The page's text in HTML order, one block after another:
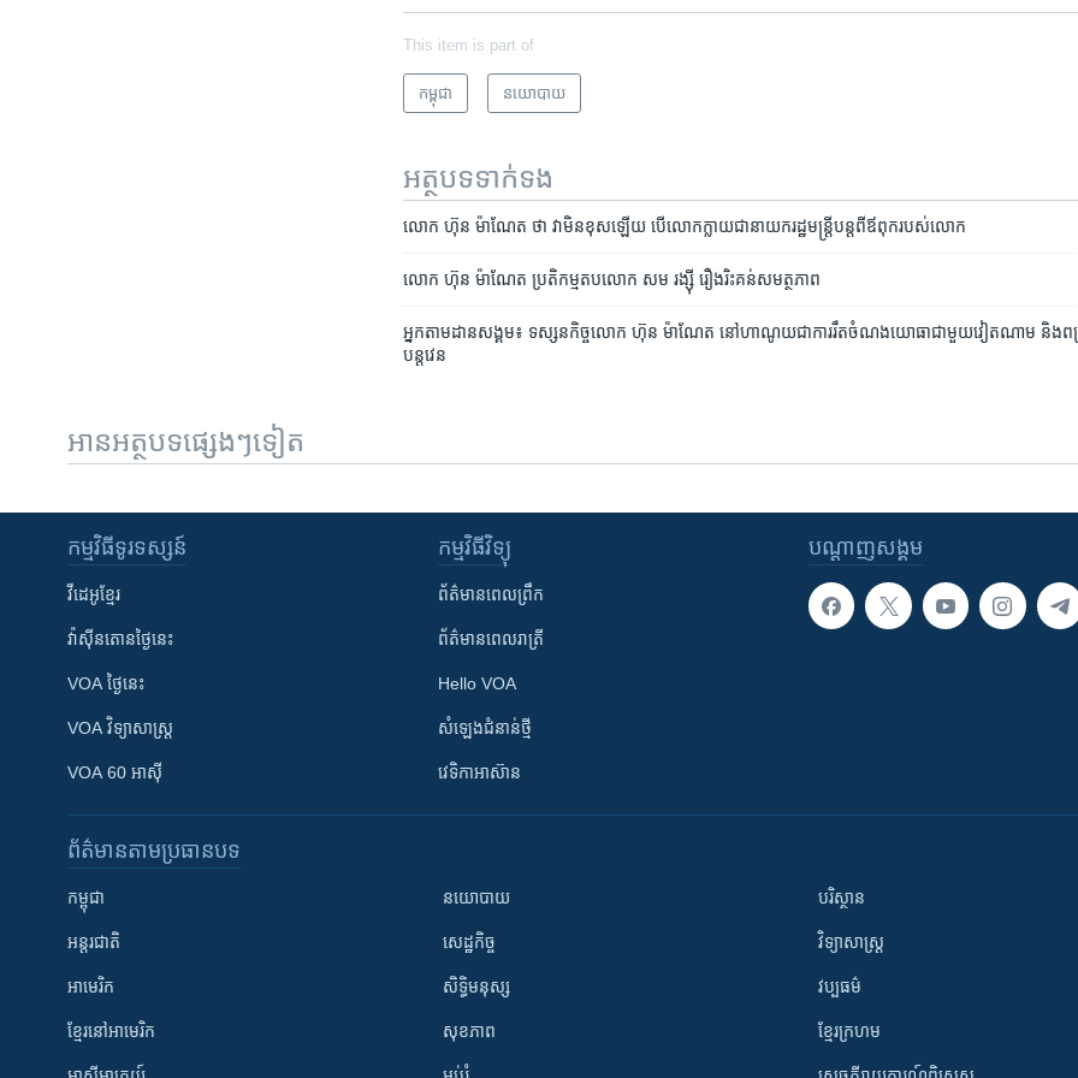
This item is part of
កម្ពុជា នយោបាយ
អត្ថបទ​ទាក់ទង
លោក ​ហ៊ុន ម៉ាណែត ​ថា​​ វា​មិន​ខុស​ឡើយ​ បើ​​លោក​ក្លាយ​ជា​នាយក​រដ្ឋ​មន្ត្រី​បន្ត​ពី​ឪពុក​របស់​លោក
លោក ​ហ៊ុន ម៉ាណែត ​ប្រតិកម្ម​តប​​លោក ​សម​ រង្ស៊ី ​រឿង​រិះគន់​សមត្ថភាព
អ្នក​តាមដាន​សង្គម៖ ទស្សនកិច្ច​លោក​ ហ៊ុន ម៉ាណែត ​នៅ​ហាណូយ​ជា​ការ​​​រឹត​ចំណង​​យោធា​ជាមួយ​វៀតណាម និង​ពង្
បន្តវេន​
អានអត្ថបទផ្សេងៗទៀត
បណ្តាញ​សង្គម
កម្មវិធី​ទូរទស្សន៍
វីដេអូ​ខ្មែរ
វ៉ាស៊ីនតោន​ថ្ងៃ​នេះ
VOA ថ្ងៃនេះ
VOA ​វិទ្យាសាស្ត្រ
VOA 60 អាស៊ី
កម្មវិធី​វិទ្យុ
ព័ត៌មាន​ពេល​ព្រឹក
ព័ត៌មាន​​ពេល​រាត្រី
Hello VOA
សំឡេង​ជំនាន់​ថ្មី
វេទិកា​អាស៊ាន
ព័ត៌មាន​តាមប្រធានបទ​
កម្ពុជា
អន្តរជាតិ
អាមេរិក
ខ្មែរ​នៅអាមេរិក
នយោបាយ
សេដ្ឋកិច្ច
សិទ្ធិមនុស្ស
សុខភាព
បរិស្ថាន
វិទ្យាសាស្រ្ត
វប្បធម៌
ខ្មែរក្រហម